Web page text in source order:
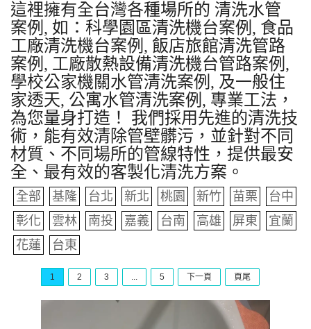
這裡擁有全台灣各種場所的 清洗水管
案例, 如：科學園區清洗機台案例, 食品
工廠清洗機台案例, 飯店旅館清洗管路
案例, 工廠散熱設備清洗機台管路案例,
學校公家機關水管清洗案例, 及一般住
家透天, 公寓水管清洗案例, 專業工法，
為您量身打造！ 我們採用先進的清洗技
術，能有效清除管壁髒污，並針對不同
材質、不同場所的管線特性，提供最安
全、最有效的客製化清洗方案。
全部 基隆 台北 新北 桃園 新竹 苗栗
台中
彰化
雲林 南投 嘉義 台南 高雄 屏東
宜蘭
花蓮
台東
1 2 3 ... 5 下一頁 頁尾